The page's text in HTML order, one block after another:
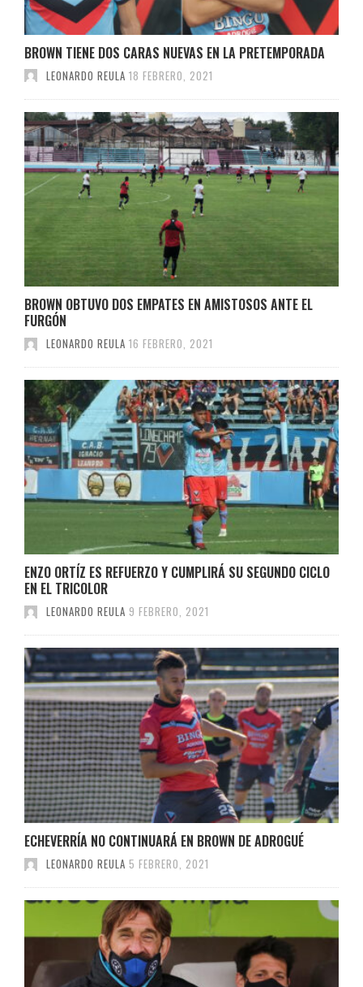
BROWN TIENE DOS CARAS NUEVAS EN LA PRETEMPORADA
LEONARDO REULA 18 FEBRERO, 2021
BROWN OBTUVO DOS EMPATES EN AMISTOSOS ANTE EL
FURGÓN
LEONARDO REULA 16 FEBRERO, 2021
ENZO ORTÍZ ES REFUERZO Y CUMPLIRÁ SU SEGUNDO CICLO
EN EL TRICOLOR
LEONARDO REULA 9 FEBRERO, 2021
ECHEVERRÍA NO CONTINUARÁ EN BROWN DE ADROGUÉ
LEONARDO REULA 5 FEBRERO, 2021